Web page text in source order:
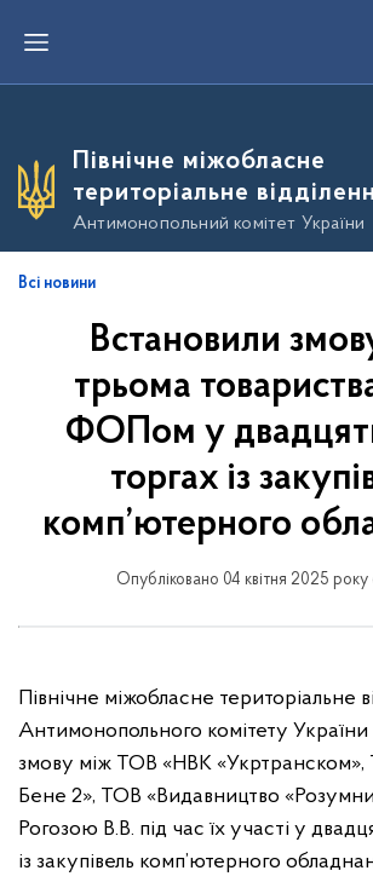
е
о
о
в
Північне міжобласне
територіальне
Антимонопольний комітет України
Всі новини
Встановили
трьома
ФОПом у
торгах із
комп’ютерного
Опубліковано 04 квітня 2025
Північне міжобласне територіальне
Антимонопольного комітету України
змову між ТОВ «НВК «Укртранском»,
Бене 2», ТОВ «Видавництво
Рогозою В.В. під час їх участі у
із закупівель комп’ютерного